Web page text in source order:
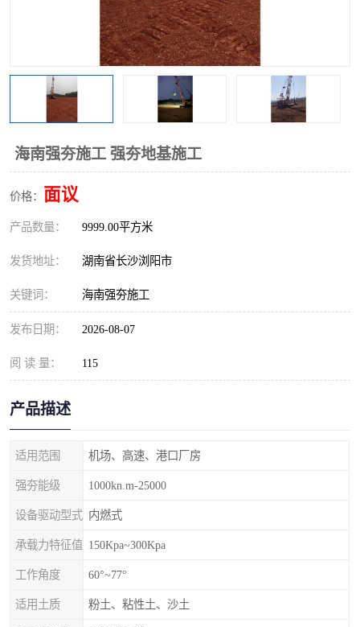
海南强夯施工 强夯地基施工
价格： 面议
产品数量： 9999.00平方米
发货地址： 湖南省长沙浏阳市
关键词： 海南强夯施工
发布日期： 2026-08-07
阅 读 量： 115
产品描述
适用范围 机场、高速、港口厂房
强夯能级 1000kn.m-25000
设备驱动型式 内燃式
承载力特征值 150Kpa~300Kpa
工作角度 60°~77°
适用土质 粉土、粘性土、沙土